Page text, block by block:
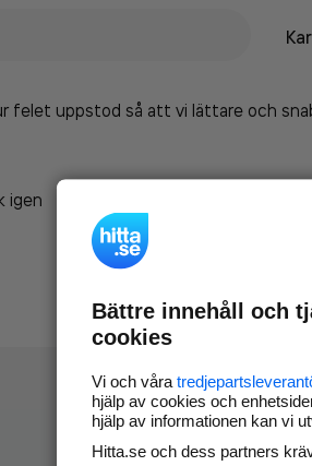
felet uppstod så att vi lättare och
igen
Bättre innehåll och
cookies
Vi och våra
hjälp av cookies och
hjälp av informationen kan vi
Hitta.se och dess partners